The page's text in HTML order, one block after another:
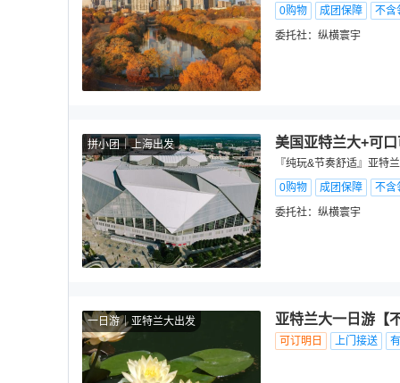
0购物
成团保障
不含
委托社： 纵横寰宇
拼小团 上海出发 美国亚特兰大+可
『纯玩&节奏舒适』亚特
0购物
成团保障
不含
委托社： 纵横寰宇
一日游 亚特兰大出发 亚特兰大一日游【
可订明日 上门接送